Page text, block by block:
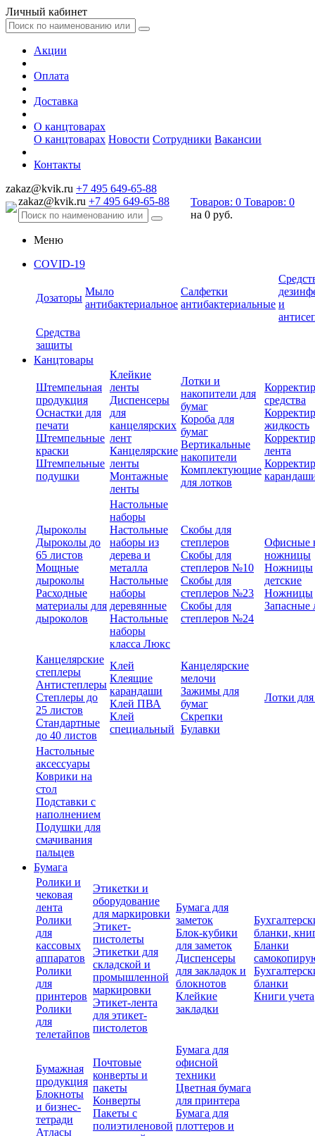
Личный кабинет
Акции
Оплата
Доставка
О канцтоварах
О канцтоварах Новости Сотрудники Вакансии
Контакты
zakaz@kvik.ru +7 495 649-65-88
zakaz@kvik.ru +7 495 649-65-88 Товаров: 0 Товаров: 0
на 0 руб.
Меню
COVID-19
Дозаторы
Мыло
антибактериальное
Салфетки
антибактериальные и
Средства
защиты
Канцтовары
Штемпельная
продукция
Оснастки для
печати
Штемпельные
краски
Штемпельные
подушки
Клейкие
ленты
Диспенсеры
для
канцелярских
лент
Канцелярские
ленты
Монтажные
ленты
Лотки и
накопители для
бумаг
Короба для
бумаг
Вертикальные
накопители
Комплектующие
для лотков
средства
жидкость
лента
Дыроколы
Дыроколы до
65 листов
Мощные
дыроколы
Расходные
материалы для
дыроколов
Настольные
наборы
Настольные
наборы из
дерева и
металла
Настольные
наборы
деревянные
Настольные
наборы
класса Люкс
Скобы для
степлеров
Скобы для
степлеров №10
Скобы для
степлеров №23
Скобы для
степлеров №24
Офисные
ножницы
Ножницы
детские
Ножницы
Запасные
Канцелярские
степлеры
Антистеплеры
Степлеры до
25 листов
Стандартные
до 40 листов
Клей
Клеящие
карандаши
Клей ПВА
Клей
специальный
Канцелярские
мелочи
Зажимы для
бумаг
Скрепки
Булавки
Лотки
Настольные
аксессуары
Коврики на
стол
Подставки с
наполнением
Подушки для
смачивания
пальцев
Бумага
Ролики и
чековая
лента
Ролики
для
кассовых
аппаратов
Ролики
для
принтеров
Ролики
для
телетайпов
Этикетки и
оборудование
для маркировки
Этикет-
пистолеты
Этикетки для
складской и
промышленной
маркировки
Этикет-лента
для этикет-
пистолетов
Бумага для
заметок
Блок-кубики
для заметок
Диспенсеры
для закладок и
блокнотов
Клейкие
закладки
бланки,
Бланки
бланки
Книги учета
Бумажная
продукция
Блокноты
и бизнес-
тетради
Атласы
Почтовые
конверты и
пакеты
Конверты
Пакеты с
полиэтиленовой
Бумага для
офисной
техники
Цветная бумага
для принтера
Бумага для
плоттеров и